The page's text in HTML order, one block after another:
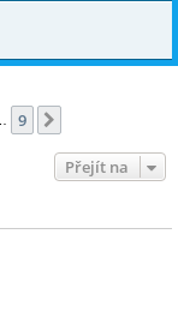
9
Přejít na